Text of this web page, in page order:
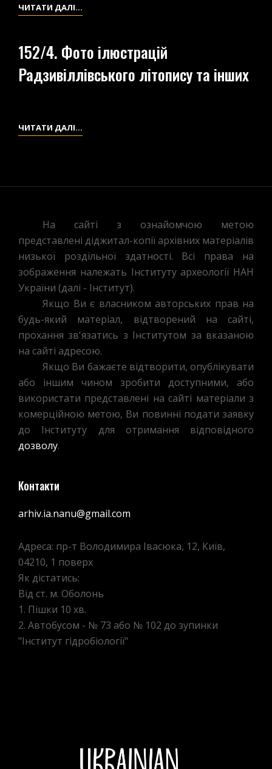
ЦІМ
ЧИТАТИ ДАЛІ…
РІЗНІ
ФОТОГРАФІЇ
152/4. Фото ілюстрацій
Радзивіллівського літопису та інших
ЧИТАТИ ДАЛІ…
ЛІТОПИСУ
ІНШИХ
На сайті з ознайомчою метою
представлені діджитал-копії архівних матеріалів
низької роздільної здатності. Всі права на
зображення належать Інституту археології НАН
України (далі - Інститут).
Якщо Ви є власником авторських прав на
будь-який матеріал, відтворений на сайті,
прохання зв'язатись з Інститутом за вказаною
на сайті адресою.
Якщо Ви бажаєте відтворити, опублікувати
або іншим чином зробити доступними, або
використати представлені на сайті матеріали з
комерційною метою, Ви повинні подати заявку
до Інституту для отримання відповідного
дозволу.
Контакти
arhiv.ia.nanu@gmail.com
Адреса: пр-т Володимира Івасюка, 12, Київ,
04210, 1 поверх
Як дістатись:
Від ст. м. Оболонь
1. Пішки 10 хв.
2. Автобусом - № 73 або № 102 до зупинки
"Інститут гідробіології"